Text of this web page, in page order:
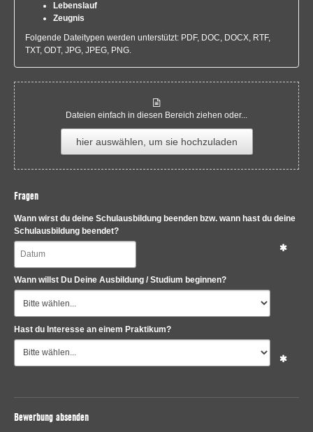
Lebenslauf
Zeugnis
Folgende Dateitypen werden unterstützt: PDF, DOC, DOCX, RTF,
TXT, ODT, JPG, JPEG, PNG.
Dateien einfach in diesen Bereich ziehen oder...
hier auswählen, um sie hochzuladen
Fragen
Wann wirst du deine Schulausbildung beenden bzw. wann hast du deine
Schulausbildung beendet?
Wann willst Du Deine Ausbildung / Studium beginnen?
Hast du Interesse an einem Praktikum?
Bewerbung absenden